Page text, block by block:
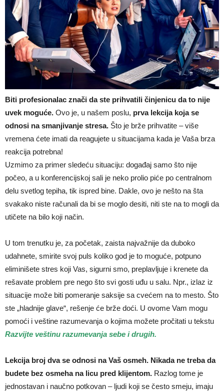
Biti profesionalac znači da ste prihvatili činjenicu da to nije
uvek moguće. Ovo je, u našem poslu, prva lekcija koja se
odnosi na smanjivanje stresa. Što je brže prihvatite – više
vremena ćete imati da reagujete u situacijama kada je Vaša brza
reakcija potrebna!
Uzmimo za primer sledeću situaciju: događaj samo što nije
počeo, a u konferencijskoj sali je neko prolio piće po centralnom
delu svetlog tepiha, tik ispred bine. Dakle, ovo je nešto na šta
svakako niste računali da bi se moglo desiti, niti ste na to mogli da
utičete na bilo koji način.
U tom trenutku je, za početak, zaista najvažnije da duboko
udahnete, smirite svoj puls koliko god je to moguće, potpuno
eliminišete stres koji Vas, sigurni smo, preplavljuje i krenete da
rešavate problem pre nego što svi gosti uđu u salu. Npr., izlaz iz
situacije može biti pomeranje saksije sa cvećem na to mesto. Što
ste „hladnije glave“, rešenje će brže doći. U ovome Vam mogu
pomoći i veštine razumevanja o kojima možete pročitati u tekstu
Razvijte veštinu razumevanja sebe i drugih.
Lekcija broj dva se odnosi na Vaš osmeh. Nikada ne treba da
budete bez osmeha na licu pred klijentom. Razlog tome je
jednostavan i naučno potkovan – ljudi koji se često smeju, imaju